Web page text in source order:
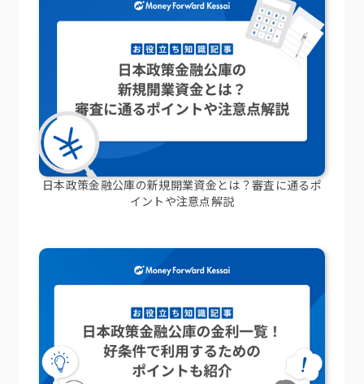
日本政策金融公庫の新規開業資金とは？審査に通るポ
イントや注意点解説